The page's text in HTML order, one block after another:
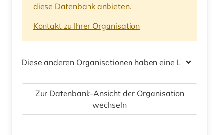
diese Datenbank anbieten.
Kontakt zu Ihrer Organisation
Diese anderen Organisationen haben eine Lizenz
Zur Datenbank-Ansicht der Organisation
wechseln